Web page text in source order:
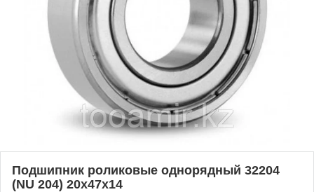
Подшипник роликовые однорядный 32204
(NU 204) 20x47x14